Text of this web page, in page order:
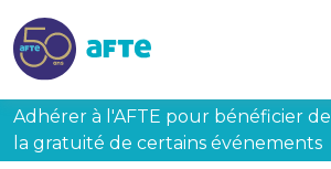
Adhérer à l'AFTE pour bénéficier de
la gratuité de certains événements